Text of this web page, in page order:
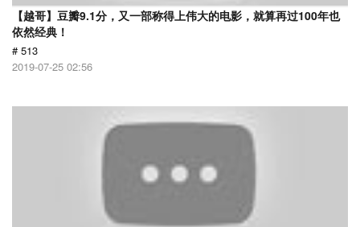
【越哥】豆瓣9.1分，又一部称得上伟大的电影，就算再过100年也
依然经典！
# 513
2019-07-25 02:56